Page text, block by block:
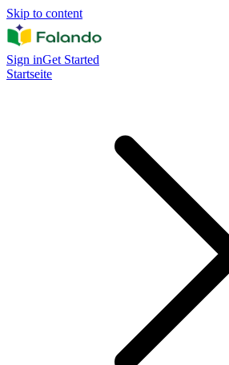
Skip to content
Sign inGet Started
Startseite